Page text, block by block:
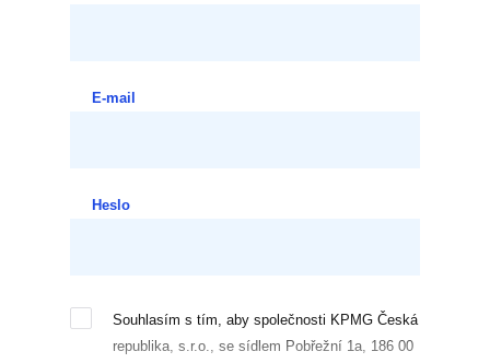
E-mail
Heslo
Souhlasím s tím, aby společnosti KPMG Česká
republika, s.r.o., se sídlem Pobřežní 1a, 186 00